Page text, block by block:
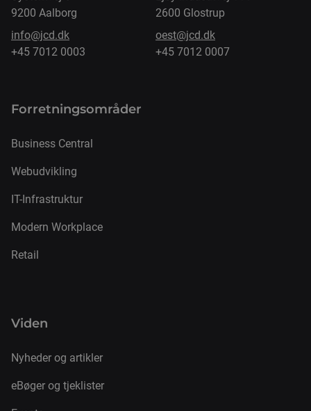
9200 Aalborg
info@jcd.dk
+45 7012 0003
2600 Glostrup
oest@jcd.dk
+45 7012 0007
Forretnings­områder
Business Central
Webudvikling
IT-Infrastruktur
Modern Workplace
Retail
Viden
Nyheder og artikler
eBøger og tjeklister